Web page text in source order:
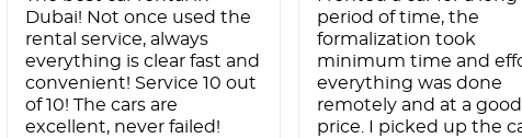
Dubai! Not once used the
rental service, always
everything is clear fast and
convenient! Service 10 out
of 10! The cars are
excellent, never failed!
period of time, the
formalization took
minimum time and
everything was done
remotely and at a good
price. I picked up the